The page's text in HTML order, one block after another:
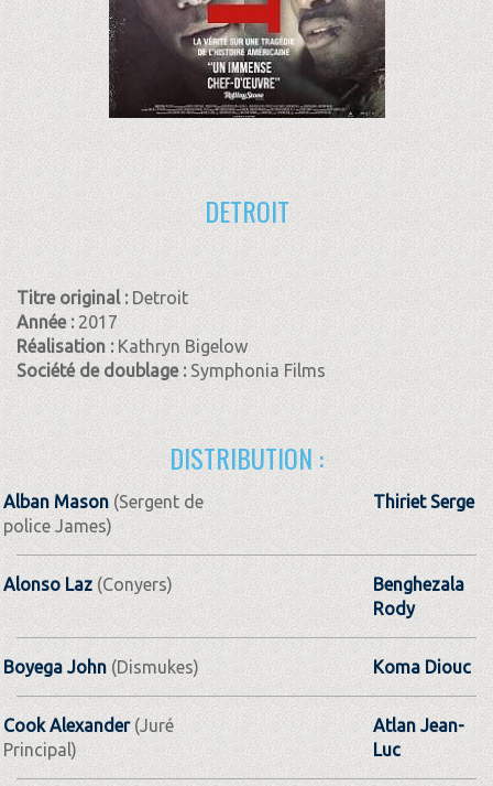
DETROIT
Titre original : Detroit
Année : 2017
Réalisation :Kathryn Bigelow
Société de doublage :Symphonia Films
DISTRIBUTION :
Alban Mason(Sergent de
police James)
Thiriet Serge
Alonso Laz (Conyers)
Benghezala
Rody
Boyega John(Dismukes) Koma Diouc
Cook Alexander(Juré
Principal)
Atlan Jean-
Luc